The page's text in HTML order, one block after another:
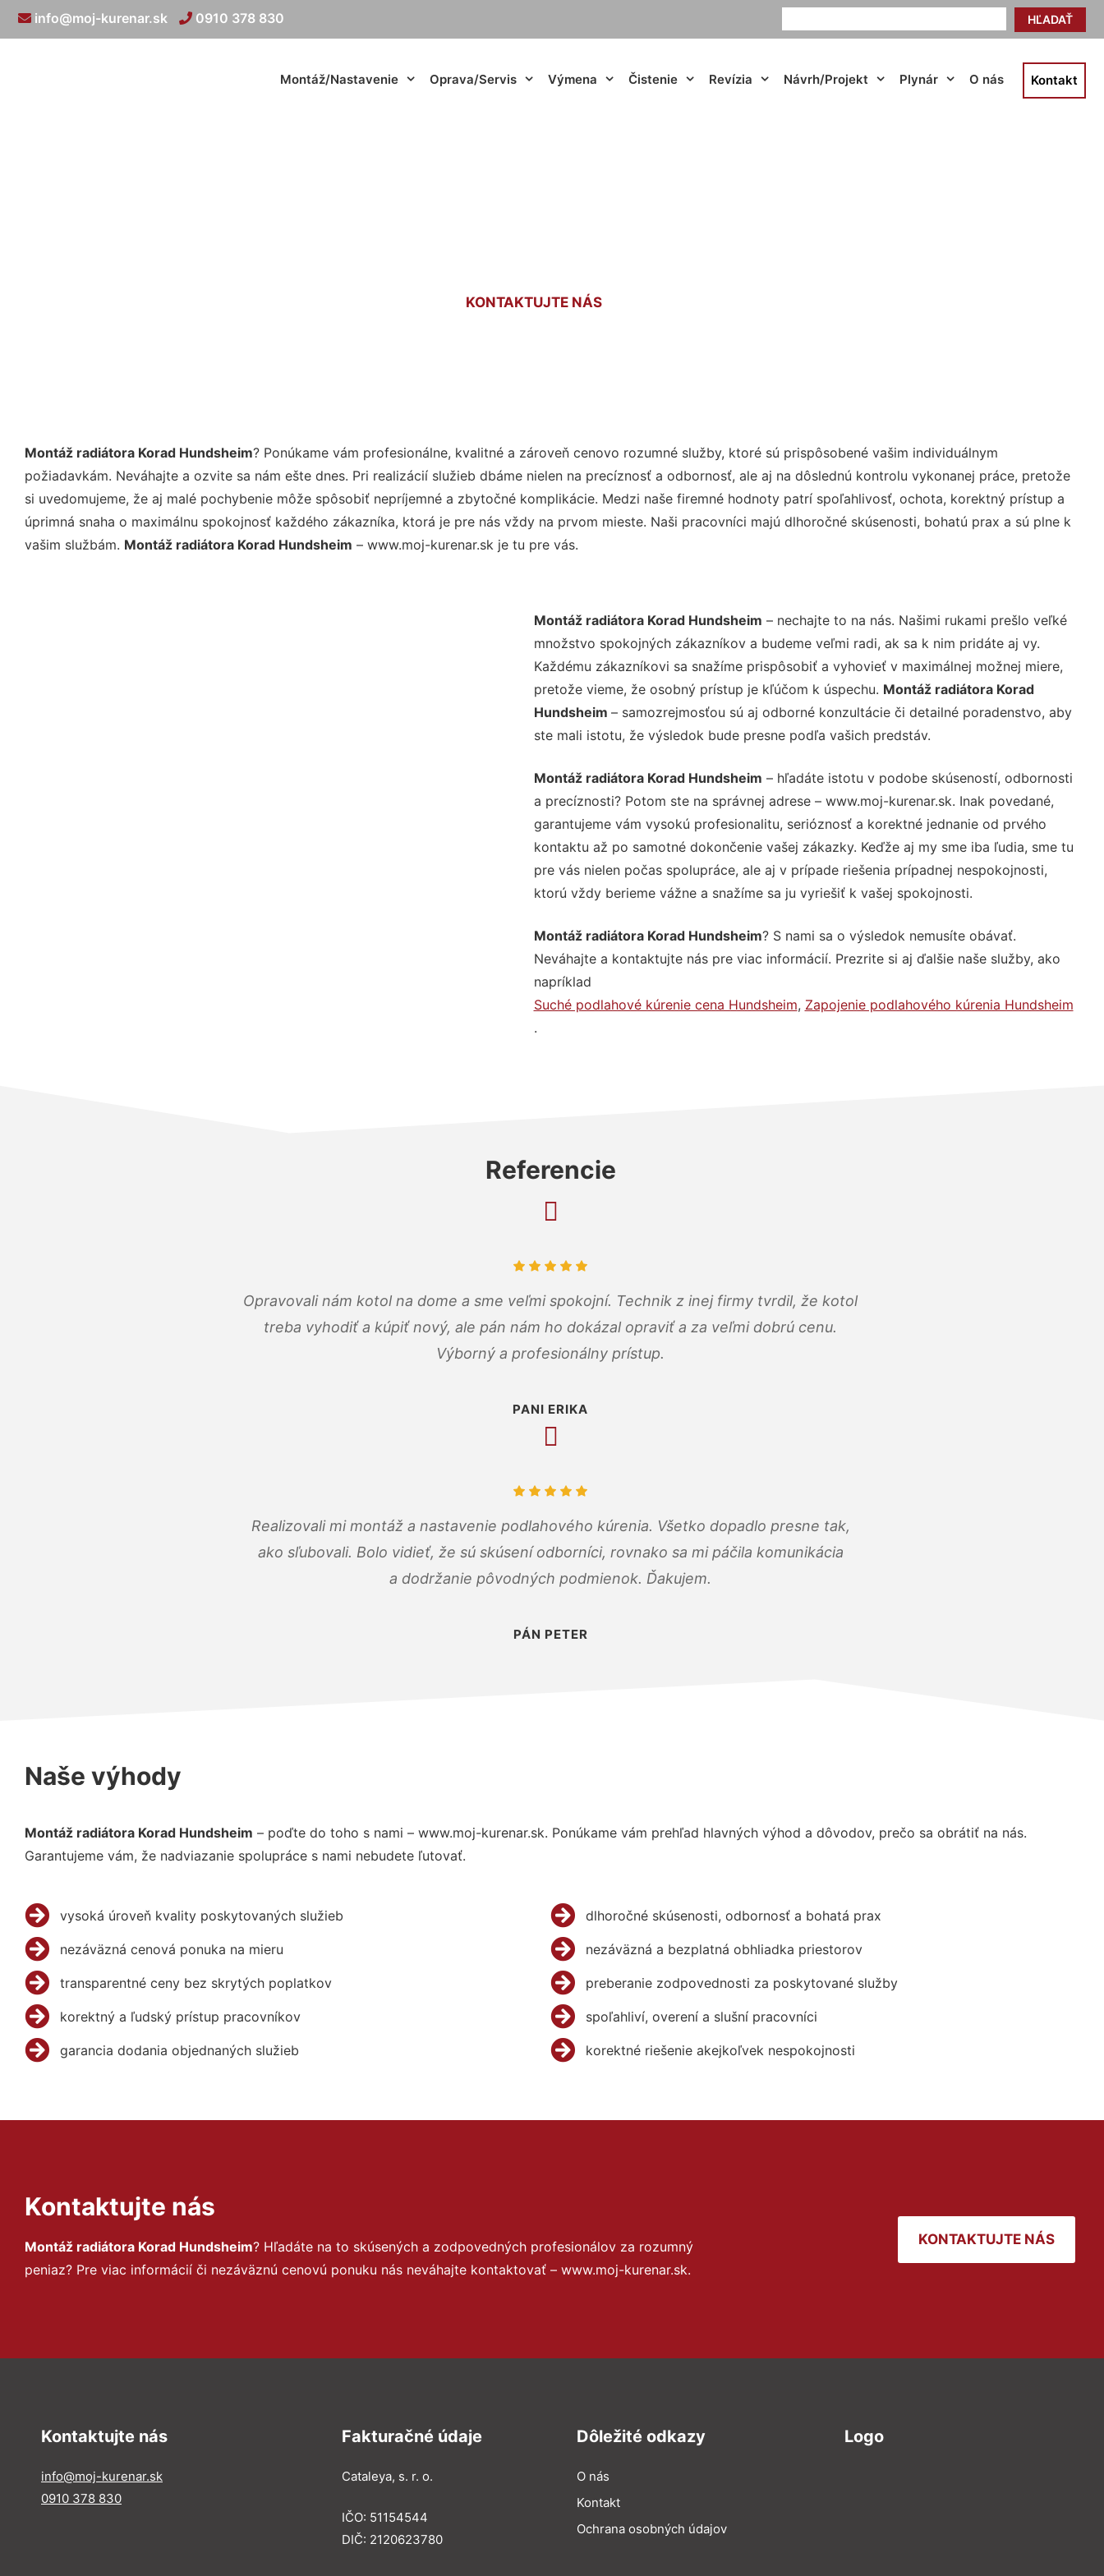
HĽADAŤ
info@moj-kurenar.sk 0910 378 830
Montáž/Nastavenie Oprava/Servis Výmena Čistenie Revízia Návrh/Projekt Plynár O nás Kontakt
KONTAKTUJTE NÁS
Montáž radiátora Korad Hundsheim? Ponúkame vám profesionálne, kvalitné a zároveň cenovo rozumné služby, ktoré sú prispôsobené vašim individuálnym
požiadavkám. Neváhajte a ozvite sa nám ešte dnes. Pri realizácií služieb dbáme nielen na precíznosť a odbornosť, ale aj na dôslednú kontrolu vykonanej práce, pretože
si uvedomujeme, že aj malé pochybenie môže spôsobiť nepríjemné a zbytočné komplikácie. Medzi naše firemné hodnoty patrí spoľahlivosť, ochota, korektný prístup a
úprimná snaha o maximálnu spokojnosť každého zákazníka, ktorá je pre nás vždy na prvom mieste. Naši pracovníci majú dlhoročné skúsenosti, bohatú prax a sú plne k
vašim službám. Montáž radiátora Korad Hundsheim – www.moj-kurenar.sk je tu pre vás.
Montáž radiátora Korad Hundsheim – nechajte to na nás. Našimi rukami prešlo veľké
množstvo spokojných zákazníkov a budeme veľmi radi, ak sa k nim pridáte aj vy.
Každému zákazníkovi sa snažíme prispôsobiť a vyhovieť v maximálnej možnej miere,
pretože vieme, že osobný prístup je kľúčom k úspechu. Montáž radiátora Korad
Hundsheim – samozrejmosťou sú aj odborné konzultácie či detailné poradenstvo, aby
ste mali istotu, že výsledok bude presne podľa vašich predstáv.
Montáž radiátora Korad Hundsheim – hľadáte istotu v podobe skúseností, odbornosti
a precíznosti? Potom ste na správnej adrese – www.moj-kurenar.sk. Inak povedané,
garantujeme vám vysokú profesionalitu, serióznosť a korektné jednanie od prvého
kontaktu až po samotné dokončenie vašej zákazky. Keďže aj my sme iba ľudia, sme tu
pre vás nielen počas spolupráce, ale aj v prípade riešenia prípadnej nespokojnosti,
ktorú vždy berieme vážne a snažíme sa ju vyriešiť k vašej spokojnosti.
Montáž radiátora Korad Hundsheim? S nami sa o výsledok nemusíte obávať.
Neváhajte a kontaktujte nás pre viac informácií. Prezrite si aj ďalšie naše služby, ako
napríklad
Suché podlahové kúrenie cena Hundsheim, Zapojenie podlahového kúrenia Hundsheim
.
Referencie
Opravovali nám kotol na dome a sme veľmi spokojní. Technik z inej firmy tvrdil, že kotol
treba vyhodiť a kúpiť nový, ale pán nám ho dokázal opraviť a za veľmi dobrú cenu.
Výborný a profesionálny prístup.
PANI ERIKA
Realizovali mi montáž a nastavenie podlahového kúrenia. Všetko dopadlo presne tak,
ako sľubovali. Bolo vidieť, že sú skúsení odborníci, rovnako sa mi páčila komunikácia
a dodržanie pôvodných podmienok. Ďakujem.
PÁN PETER
Naše výhody
Montáž radiátora Korad Hundsheim – poďte do toho s nami – www.moj-kurenar.sk. Ponúkame vám prehľad hlavných výhod a dôvodov, prečo sa obrátiť na nás.
Garantujeme vám, že nadviazanie spolupráce s nami nebudete ľutovať.
vysoká úroveň kvality poskytovaných služieb
nezáväzná cenová ponuka na mieru
transparentné ceny bez skrytých poplatkov
korektný a ľudský prístup pracovníkov
garancia dodania objednaných služieb
dlhoročné skúsenosti, odbornosť a bohatá prax
nezáväzná a bezplatná obhliadka priestorov
preberanie zodpovednosti za poskytované služby
spoľahliví, overení a slušní pracovníci
korektné riešenie akejkoľvek nespokojnosti
Kontaktujte nás
Montáž radiátora Korad Hundsheim? Hľadáte na to skúsených a zodpovedných profesionálov za rozumný
peniaz? Pre viac informácií či nezáväznú cenovú ponuku nás neváhajte kontaktovať – www.moj-kurenar.sk.
KONTAKTUJTE NÁS
Kontaktujte nás
info@moj-kurenar.sk
0910 378 830
Fakturačné údaje
Cataleya, s. r. o.
IČO: 51154544
DIČ: 2120623780
Dôležité odkazy
O nás
Kontakt
Ochrana osobných údajov
Logo